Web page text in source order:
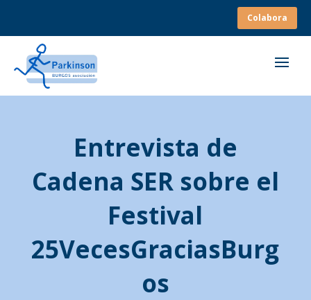
Colabora
Entrevista de
Cadena SER sobre el
Festival
25VecesGraciasBurg
os